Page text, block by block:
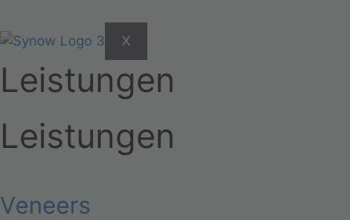
X
Leistungen
Leistungen
Veneers